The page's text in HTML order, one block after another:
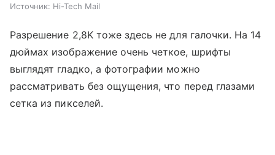
Источник: Hi-Tech Mail
Разрешение 2,8K тоже здесь не для галочки. На 14
дюймах изображение очень четкое, шрифты
выглядят гладко, а фотографии можно
рассматривать без ощущения, что перед глазами
сетка из пикселей.